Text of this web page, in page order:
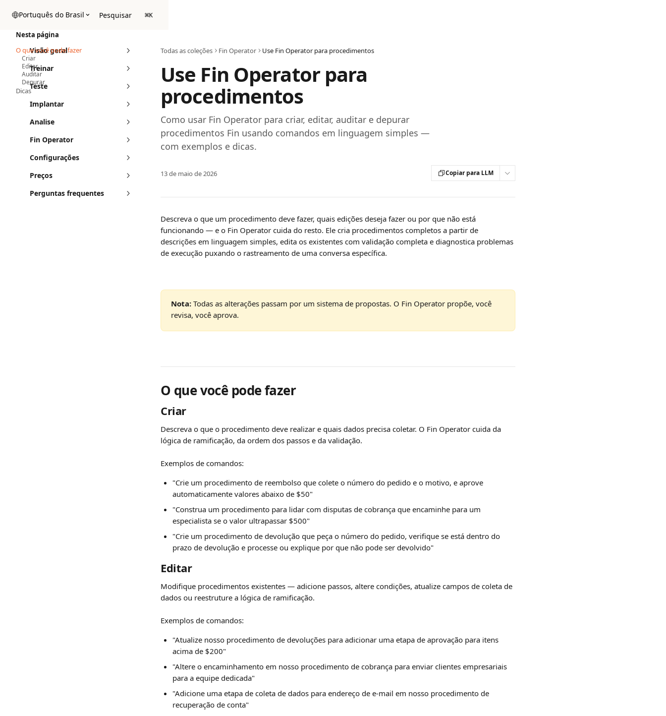
Português do Brasil Pesquisar ⌘K
Visão geral
Treinar
Teste
Implantar
Analise
Fin Operator
Configurações
Preços
Perguntas frequentes
Todas as coleções Fin Operator Use Fin Operator para procedimentos
Use Fin Operator para
procedimentos
Como usar Fin Operator para criar, editar, auditar e depurar
procedimentos Fin usando comandos em linguagem simples —
com exemplos e dicas.
13 de maio de 2026 Copiar para LLM
Descreva o que um procedimento deve fazer, quais edições deseja fazer ou por que não está
funcionando — e o Fin Operator cuida do resto. Ele cria procedimentos completos a partir de
descrições em linguagem simples, edita os existentes com validação completa e diagnostica problemas
de execução puxando o rastreamento de uma conversa específica.
Nota: Todas as alterações passam por um sistema de propostas. O Fin Operator propõe, você
revisa, você aprova.
O que você pode fazer
Criar
Descreva o que o procedimento deve realizar e quais dados precisa coletar. O Fin Operator cuida da
lógica de ramificação, da ordem dos passos e da validação.
Exemplos de comandos:
"Crie um procedimento de reembolso que colete o número do pedido e o motivo, e aprove
automaticamente valores abaixo de $50"
"Construa um procedimento para lidar com disputas de cobrança que encaminhe para um
especialista se o valor ultrapassar $500"
"Crie um procedimento de devolução que peça o número do pedido, verifique se está dentro do
prazo de devolução e processe ou explique por que não pode ser devolvido"
Editar
Modifique procedimentos existentes — adicione passos, altere condições, atualize campos de coleta de
dados ou reestruture a lógica de ramificação.
Exemplos de comandos:
"Atualize nosso procedimento de devoluções para adicionar uma etapa de aprovação para itens
acima de $200"
"Altere o encaminhamento em nosso procedimento de cobrança para enviar clientes empresariais
para a equipe dedicada"
"Adicione uma etapa de coleta de dados para endereço de e-mail em nosso procedimento de
recuperação de conta"
Nesta página
O que você pode fazer
Criar
Editar
Auditar
Depurar
Dicas